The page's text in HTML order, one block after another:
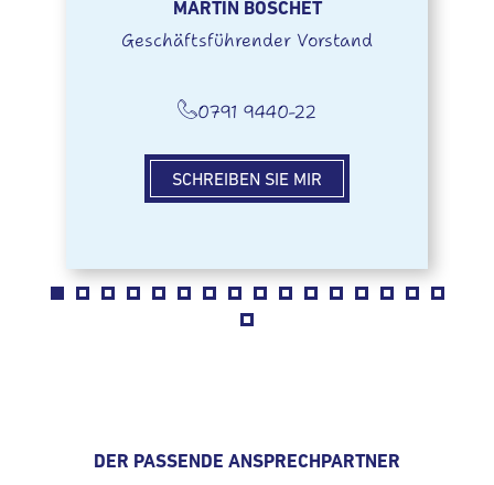
MARTIN BOSCHET
Geschäftsführender Vorstand
0791 9440-22
SCHREIBEN SIE MIR
DER PASSENDE ANSPRECHPARTNER